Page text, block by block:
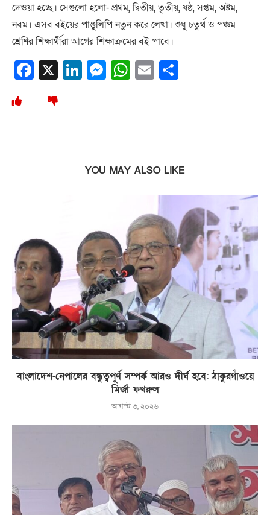
দেওয়া হচ্ছে। সেগুলো হলো- প্রথম, দ্বিতীয়, তৃতীয়, ষষ্ঠ, সপ্তম, অষ্টম,
নবম। এসব বইয়ের পাণ্ডুলিপি নতুন করে লেখা। শুধু চতুর্থ ও পঞ্চম
শ্রেণির শিক্ষার্থীরা আগের শিক্ষাক্রমের বই পাবে।
Facebook
X LinkedIn
Messenger
WhatsApp
Email
YOU MAY ALSO LIKE
বাংলাদেশ-নেপালের বন্ধুত্বপূর্ণ সম্পর্ক আরও দীর্ঘ হবে: ঠাকুরগাঁওয়ে
মির্জা ফখরুল
আগস্ট ৩, ২০২৬